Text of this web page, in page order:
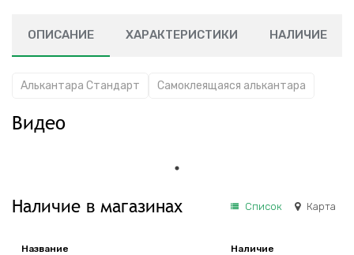
ОПИСАНИЕ ХАРАКТЕРИСТИКИ НАЛИЧИЕ
Алькантара Стандарт Самоклеящаяся алькантара
Видео
Наличие в магазинах Список Карта
Название Наличие